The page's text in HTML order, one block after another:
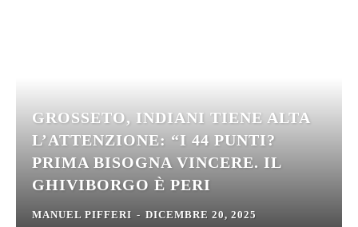
GROSSETO, INDIANI TIENE ALTA
L’ATTENZIONE: “I 44 PUNTI?
PRIMA BISOGNA VINCERE. IL
GHIVIBORGO È PERI
MANUEL PIFFERI - DICEMBRE 20, 2025